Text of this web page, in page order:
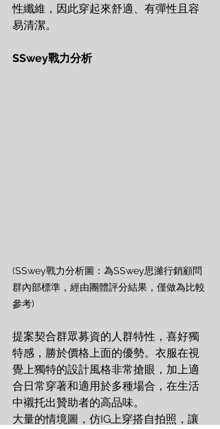
性纖維，因此穿起來舒適、有彈性且容
易清潔。
SSwey戰力分析
(SSwey戰力分析圖：為SSwey思濰行銷顧問
群內部標準，經由團體評分結果，僅做為比較
參考)
提案契合群眾募資的人群特性，喜好獨
特感，勝於價格上面的優勢。衣服在視
覺上獨特的設計風格非常搶眼，加上適
合日常穿著和適用於多種場合，在生活
中襯托出贊助者的高品味。
大量的情境圖，仿IG上穿搭自拍照，讓